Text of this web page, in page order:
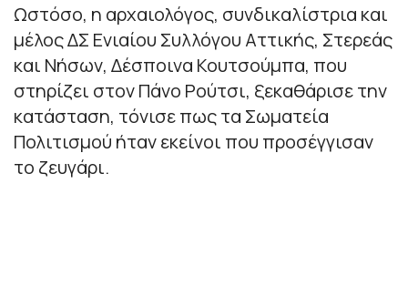
Ωστόσο, η αρχαιολόγος, συνδικαλίστρια και
μέλος ΔΣ Ενιαίου Συλλόγου Αττικής, Στερεάς
και Νήσων, Δέσποινα Κουτσούμπα, που
στηρίζει στον Πάνο Ρούτσι, ξεκαθάρισε την
κατάσταση, τόνισε πως τα Σωματεία
Πολιτισμού ήταν εκείνοι που προσέγγισαν
το ζευγάρι.